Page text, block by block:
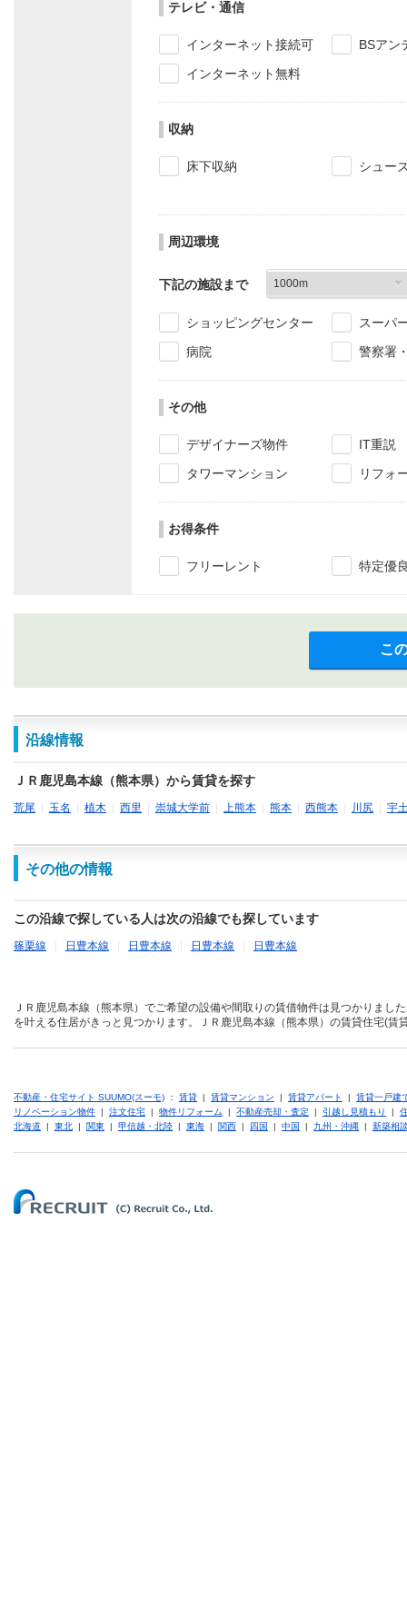
テレビ・通信
インターネット接続可
BSアン
インターネット無料
収納
床下収納 シュー
周辺環境
下記の施設まで
ショッピングセンター
スーパ
病院
警察署
その他
デザイナーズ物件
IT重説
タワーマンション
リフォ
お得条件
フリーレント 特定優
こ
沿線情報
ＪＲ鹿児島本線（熊本県）から賃貸を探す
荒尾 玉名 植木 西里 崇城大学前 上熊本 熊本 西熊本 川尻 宇
その他の情報
この沿線で探している人は次の沿線でも探しています
篠栗線 日豊本線 日豊本線 日豊本線 日豊本線
ＪＲ鹿児島本線（熊本県）でご希望の設備や間取りの賃借物件は見つかりま
を叶える住居がきっと見つかります。ＪＲ鹿児島本線（熊本県）の賃貸住宅(
不動産・住宅サイト SUUMO(スーモ) ： 賃貸 | 賃貸マンション | 賃貸アパート | 賃貸一戸建
リノベーション物件 | 注文住宅 | 物件リフォーム | 不動産売却・査定 | 引越し見積もり |
北海道 | 東北 | 関東 | 甲信越・北陸 | 東海 | 関西 | 四国 | 中国 | 九州・沖縄 | 新築相